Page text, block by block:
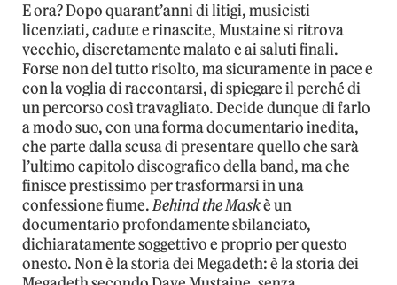
E ora? Dopo quarant’anni di litigi, musicisti
licenziati, cadute e rinascite, Mustaine si ritrova
vecchio, discretamente malato e ai saluti finali.
Forse non del tutto risolto, ma sicuramente in pace e
con la voglia di raccontarsi, di spiegare il perché di
un percorso così travagliato. Decide dunque di farlo
a modo suo, con una forma documentario inedita,
che parte dalla scusa di presentare quello che sarà
l’ultimo capitolo discografico della band, ma che
finisce prestissimo per trasformarsi in una
confessione fiume.Behind the Maskè un
documentario profondamente sbilanciato,
dichiaratamente soggettivo e proprio per questo
onesto. Non è la storia dei Megadeth: è la storia dei